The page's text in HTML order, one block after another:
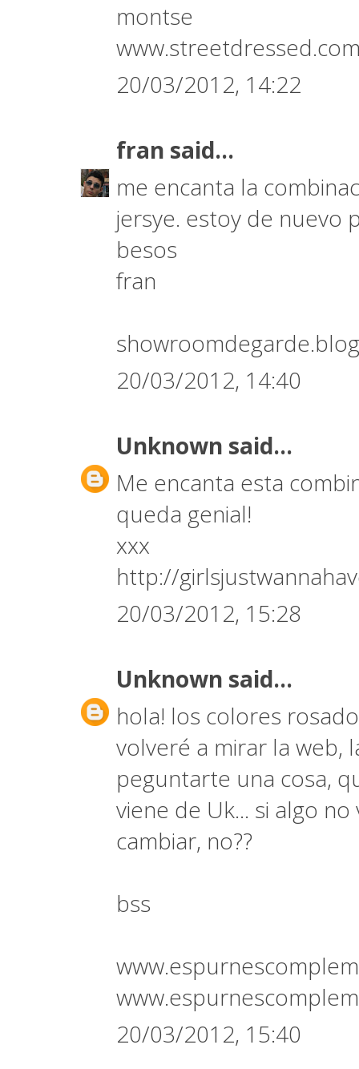
montse
20/03/2012, 14:22
fran said...
me encanta la
jersye. estoy de nuevo
besos
fran
20/03/2012, 14:40
Unknown said...
Me encanta esta
queda genial!
xxx
http://
20/03/2012, 15:28
Unknown said...
hola! los colores
volveré a mirar la web,
peguntarte una cosa,
viene de Uk... si algo
cambiar, no??
bss
20/03/2012, 15:40